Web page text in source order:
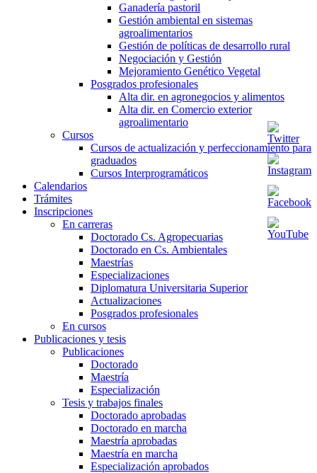
Ganadería pastoril
Gestión ambiental en sistemas
agroalimentarios
Gestión de políticas de desarrollo rural
Negociación y Gestión
Mejoramiento Genético Vegetal
Posgrados profesionales
Alta dir. en agronegocios y alimentos
Alta dir. en Comercio exterior
agroalimentario
Cursos
Cursos de actualización y perfeccionamiento para
graduados
Cursos Interprogramáticos
Calendarios
Trámites
Inscripciones
En carreras
Doctorado Cs. Agropecuarias
Doctorado en Cs. Ambientales
Maestrías
Especializaciones
Diplomatura Universitaria Superior
Actualizaciones
Posgrados profesionales
En cursos
Publicaciones y tesis
Publicaciones
Doctorado
Maestría
Especialización
Tesis y trabajos finales
Doctorado aprobadas
Doctorado en marcha
Maestría aprobadas
Maestría en marcha
Especialización aprobados